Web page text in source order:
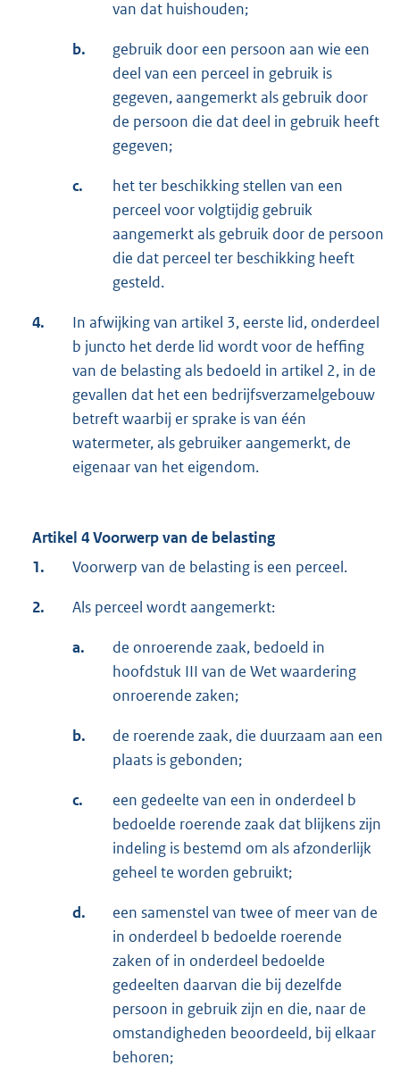
van dat huishouden;
b.
gebruik door een persoon aan wie een
deel van een perceel in gebruik is
gegeven, aangemerkt als gebruik door
de persoon die dat deel in gebruik heeft
gegeven;
c.
het ter beschikking stellen van een
perceel voor volgtijdig gebruik
aangemerkt als gebruik door de persoon
die dat perceel ter beschikking heeft
gesteld.
4.
In afwijking van artikel 3, eerste lid, onderdeel
b juncto het derde lid wordt voor de heffing
van de belasting als bedoeld in artikel 2, in de
gevallen dat het een bedrijfsverzamelgebouw
betreft waarbij er sprake is van één
watermeter, als gebruiker aangemerkt, de
eigenaar van het eigendom.
Artikel 4 Voorwerp van de belasting
1.
Voorwerp van de belasting is een perceel.
2. Als perceel wordt aangemerkt:
a.
de onroerende zaak, bedoeld in
hoofdstuk III van de Wet waardering
onroerende zaken;
b.
de roerende zaak, die duurzaam aan een
plaats is gebonden;
c.
een gedeelte van een in onderdeel b
bedoelde roerende zaak dat blijkens zijn
indeling is bestemd om als afzonderlijk
geheel te worden gebruikt;
d.
een samenstel van twee of meer van de
in onderdeel b bedoelde roerende
zaken of in onderdeel bedoelde
gedeelten daarvan die bij dezelfde
persoon in gebruik zijn en die, naar de
omstandigheden beoordeeld, bij elkaar
behoren;